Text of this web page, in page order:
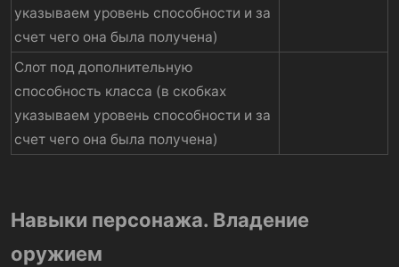
указываем уровень способности и за
счет чего она была получена)
Слот под дополнительную
способность класса (в скобках
указываем уровень способности и за
счет чего она была получена)
Навыки персонажа. Владение
оружием